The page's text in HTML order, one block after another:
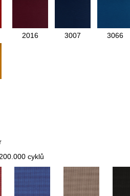
2016 3007 3066
cyklů